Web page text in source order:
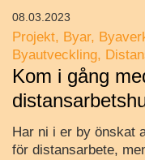
Projekt Byar
Byautveckling
Kom i gång
Har ni i er by önskat
för distansarbete,
08.03.2023